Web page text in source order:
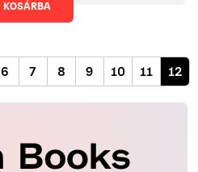
KOSÁRBA
6 7 8 9 10 11 12